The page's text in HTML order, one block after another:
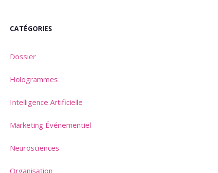
CATÉGORIES
Dossier
Hologrammes
Intelligence Artificielle
Marketing Événementiel
Neurosciences
Organisation